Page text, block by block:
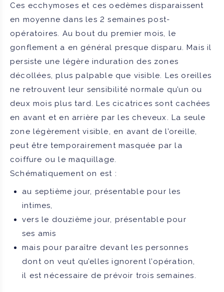
Ces ecchymoses et ces oedèmes disparaissent
en moyenne dans les 2 semaines post-
opératoires. Au bout du premier mois, le
gonflement a en général presque disparu. Mais il
persiste une légère induration des zones
décollées, plus palpable que visible. Les oreilles
ne retrouvent leur sensibilité normale qu’un ou
deux mois plus tard. Les cicatrices sont cachées
en avant et en arrière par les cheveux. La seule
zone légèrement visible, en avant de l’oreille,
peut être temporairement masquée par la
coiffure ou le maquillage.
Schématiquement on est :
au septième jour, présentable pour les
intimes,
vers le douzième jour, présentable pour
ses amis
mais pour paraître devant les personnes
dont on veut qu’elles ignorent l’opération,
il est nécessaire de prévoir trois semaines.